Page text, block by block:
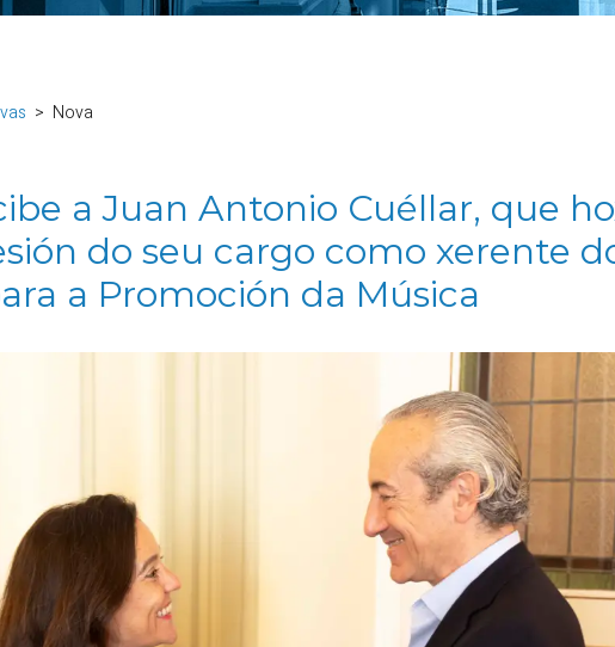
Nova
a Juan Antonio Cuéllar, que
do seu cargo como xerente
a Promoción da Música